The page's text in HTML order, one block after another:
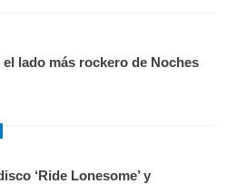
lado más rockero de Noches
‘Ride Lonesome’ y